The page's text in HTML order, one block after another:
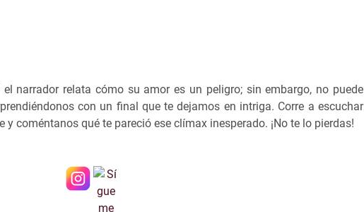
narrador relata cómo su amor es un peligro; sin embargo, no puede
con un final que te dejamos en intriga. Corre a escuchar
coméntanos qué te pareció ese clímax inesperado. ¡No te lo pierdas!